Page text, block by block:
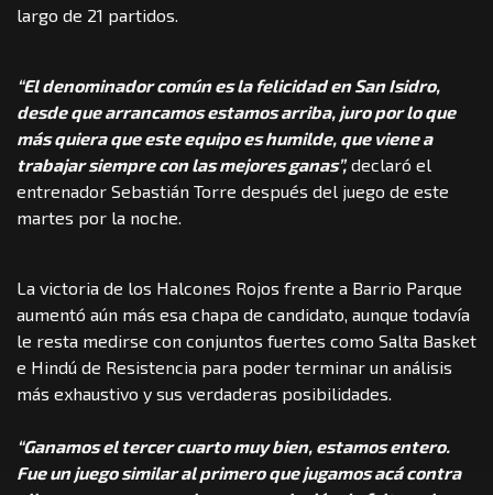
largo de 21 partidos.
“El denominador común es la felicidad en San Isidro,
desde que arrancamos estamos arriba, juro por lo que
más quiera que este equipo es humilde, que viene a
trabajar siempre con las mejores ganas”,declaró el
entrenador Sebastián Torre después del juego de este
martes por la noche.
La victoria de los Halcones Rojos frente a Barrio Parque
aumentó aún más esa chapa de candidato, aunque todavía
le resta medirse con conjuntos fuertes como Salta Basket
e Hindú de Resistencia para poder terminar un análisis
más exhaustivo y sus verdaderas posibilidades.
“Ganamos el tercer cuarto muy bien, estamos entero.
Fue un juego similar al primero que jugamos acá contra